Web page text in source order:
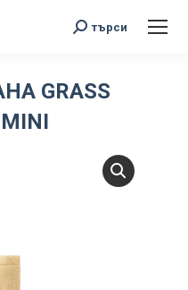
Search:
търси
GRASS